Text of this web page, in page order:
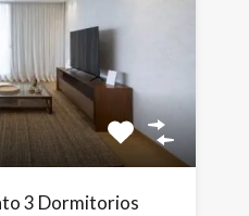
3 Dormitorios